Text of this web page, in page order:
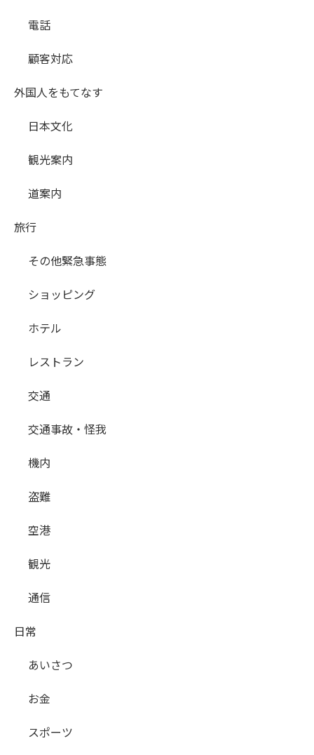
電話
顧客対応
外国人をもてなす
日本文化
観光案内
道案内
旅行
その他緊急事態
ショッピング
ホテル
レストラン
交通
交通事故・怪我
機内
盗難
空港
観光
通信
日常
あいさつ
お金
スポーツ